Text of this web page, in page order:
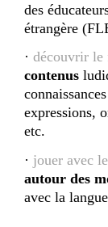
des
étrangère
· découvrir le
contenus
expressions,
etc.
· jouer avec
autour des
avec la